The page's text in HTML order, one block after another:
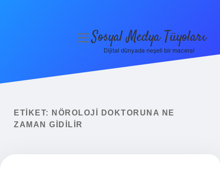
Yasal Uyarı
menüyüSosyal Medya Tüyoları
Dijital dünyada neşeli bir macera!
ETIKET:
NÖROLOJI DOKTORUNA NE
ZAMAN GIDILIR